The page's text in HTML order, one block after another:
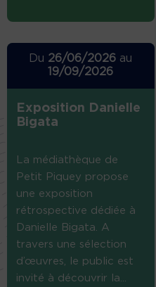
Du 26/06/2026 au
19/09/2026
Exposition Danielle
Bigata
La médiathèque de
Petit Piquey propose
une exposition
rétrospective dédiée à
Danielle Bigata. A
travers une sélection
d’œuvres, le public est
invité à découvrir la...